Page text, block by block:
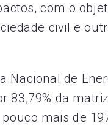
com o
civil e
Nacional de
83,79% da
mais de